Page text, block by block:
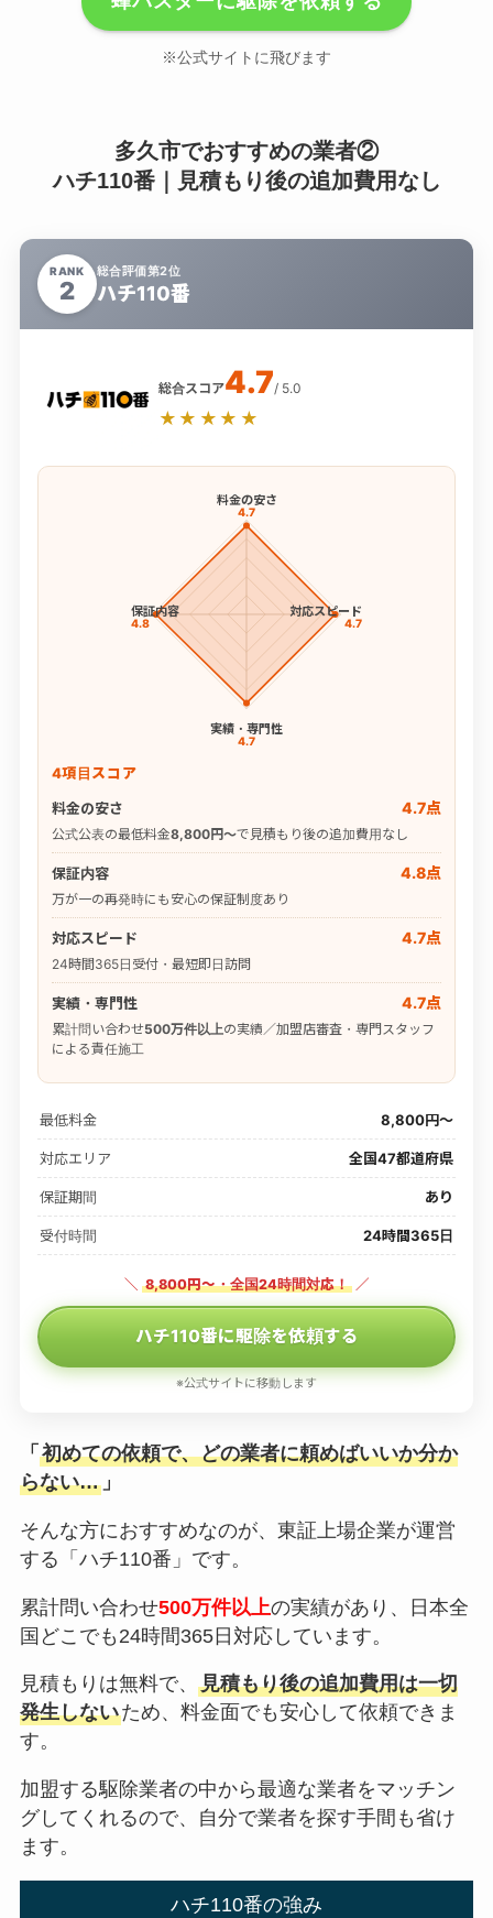
※公式サイトに飛びます
多久市でおすすめの業者②
ハチ110番｜見積もり後の追加費用なし
RANK
2
総合評価第2位
ハチ110番
総合スコア4.7/ 5.0
★★★★★
料金の安さ
4.7
対応スピード
4.7
実績・専門性
4.7
保証内容
4.8
4項目スコア
料金の安さ
4.7点
公式公表の最低料金8,800円〜で見積もり後の追加費用なし
保証内容 4.8点
万が一の再発時にも安心の保証制度あり
対応スピード 4.7点
24時間365日受付・最短即日訪問
実績・専門性 4.7点
累計問い合わせ500万件以上の実績／加盟店審査・専門スタッフ
による責任施工
最低料金 8,800円〜
対応エリア 全国47都道府県
保証期間 あり
受付時間 24時間365日
＼ 8,800円〜・全国24時間対応！ ／
ハチ110番に駆除を依頼する
※公式サイトに移動します
「 初めての依頼で、どの業者に頼めばいいか分か
らない…」
そんな方におすすめなのが、東証上場企業が運営
する「ハチ110番」です。
累計問い合わせ500万件以上の実績があり、日本全
国どこでも24時間365日対応しています。
見積もりは無料で、 見積もり後の追加費用は一切
発生しないため、料金面でも安心して依頼できま
す。
加盟する駆除業者の中から最適な業者をマッチン
グしてくれるので、自分で業者を探す手間も省け
ます。
ハチ110番の強み